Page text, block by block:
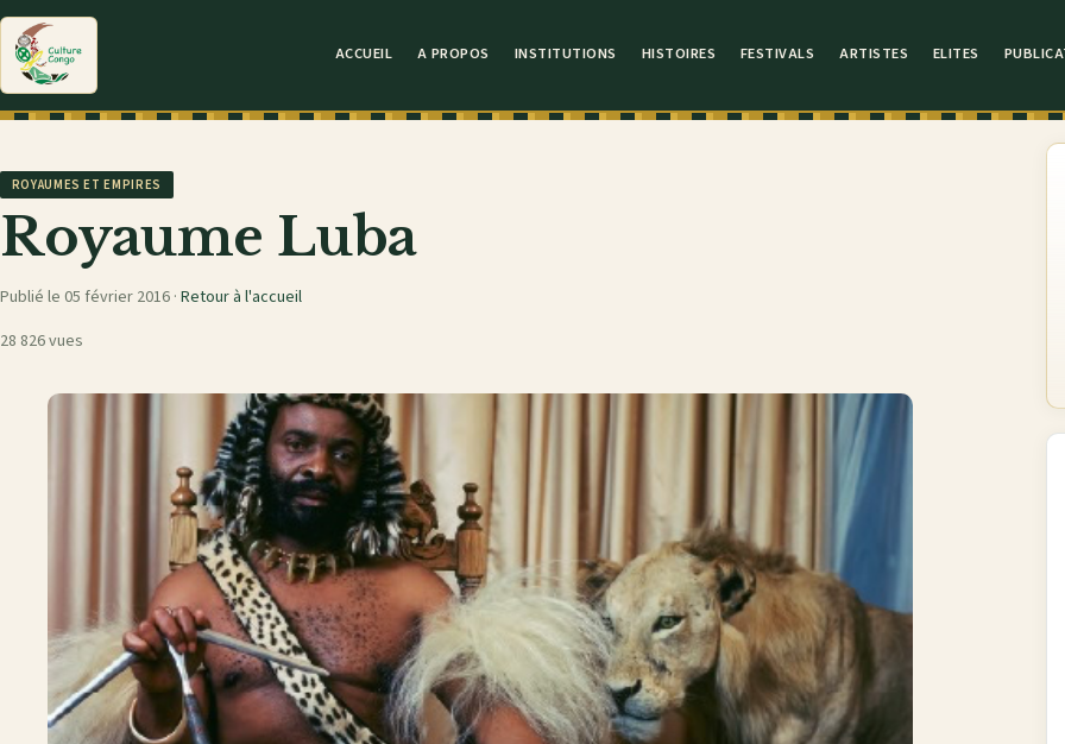
ACCUEIL A PROPOS INSTITUTIONS HISTOIRES FESTIVALS ARTISTES ELITES
ROYAUMES ET EMPIRES
Royaume Luba
Publié le 05 février 2016 · Retour à l'accueil
28 826 vues